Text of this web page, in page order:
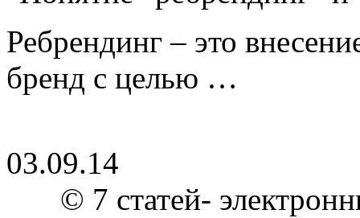
Ребрендинг – это
бренд с целью …
03.09.14
© 7 статей-